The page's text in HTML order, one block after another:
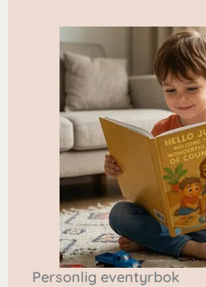
Personlig eventyrbok